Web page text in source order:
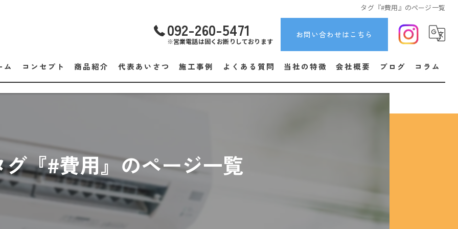
タグ『#費用』のページ一覧
092-260-5471
※営業電話は固くお断りしております
お問い合わせはこちら
ム コンセプト 商品紹介 代表あいさつ 施工事例 よくある質問 当社の特徴 会社概要 ブログ コラム
グ『#費用』のページ一覧